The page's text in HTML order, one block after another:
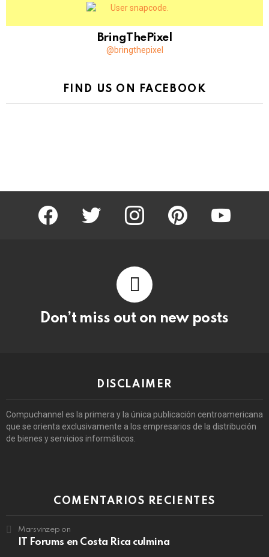
BringThePixel
@bringthepixel
FIND US ON FACEBOOK
facebook twitter instagram pinterest
Don’t miss out on new posts
DISCLAIMER
Compuchannel es la primera y la única publicación centroamericana
que se orienta exclusivamente a los empresarios de la distribución
de bienes y servicios informáticos.
COMENTARIOS RECIENTES
Marsvinzep on
IT Forums en Costa Rica culmina